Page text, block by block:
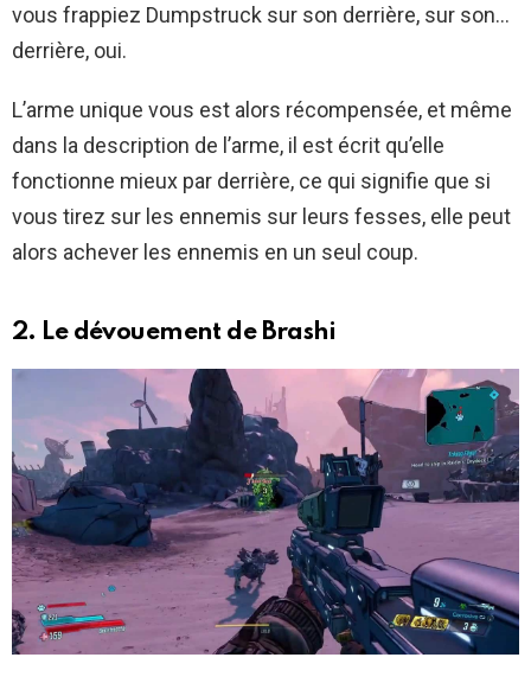
vous frappiez Dumpstruck sur son derrière, sur son…
derrière, oui.
L’arme unique vous est alors récompensée, et même
dans la description de l’arme, il est écrit qu’elle
fonctionne mieux par derrière, ce qui signifie que si
vous tirez sur les ennemis sur leurs fesses, elle peut
alors achever les ennemis en un seul coup.
2. Le dévouement de Brashi